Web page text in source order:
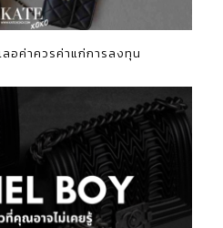
ลอค่าควรค่าแก่การลงทุน